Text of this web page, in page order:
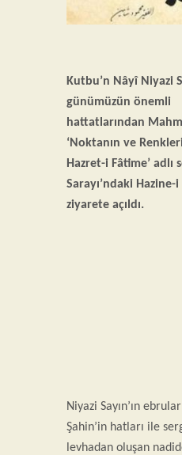
Kutbu’n Nâyî Niyazi
günümüzün önemli
hattatlarından
‘Noktanın ve
Hazret-i Fâtime’ adlı
Sarayı’ndaki Hazine-
ziyarete açıldı.
Niyazi Sayın’ın
Şahin’in hatları ile
levhadan oluşan